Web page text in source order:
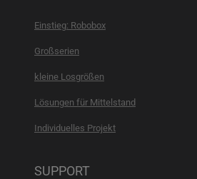
Einstieg: Robobox
Großserien
kleine Losgrößen
Lösungen für Mittelstand
Individuelles Projekt
SUPPORT